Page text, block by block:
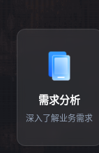
需求分析
深入了解业务需求